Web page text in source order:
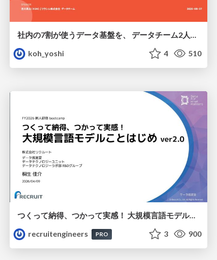
koh_yoshi
4 510
つくって納得、つかって実感！ 大規模言語モデルことはじめ ver2.0
recruitengineers
PRO 3 900